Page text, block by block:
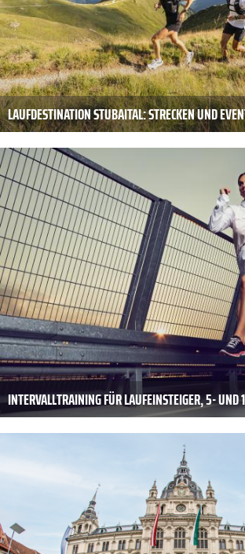
LAUFDESTINATION STUBAITAL: STRECKEN UND
INTERVALLTRAINING FÜR LAUFEINSTEIGER, 5-